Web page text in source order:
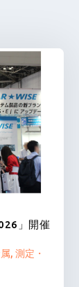
」開催
,測定・